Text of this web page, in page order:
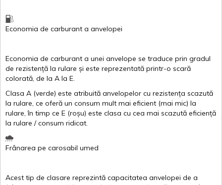
Economia de carburant a anvelopei
Economia de carburant a unei anvelope se traduce prin gradul
de rezistență la rulare și este reprezentată printr-o scară
colorată, de la A la E.
Clasa A (verde) este atribuită anvelopelor cu rezistența scazută
la rulare, ce oferă un consum mult mai eficient (mai mic) la
rulare,în timp ce E (roșu) este clasa cu cea mai scazută eficiență
la rulare /consum ridicat.
Frânarea pe carosabil umed
Acest tip de clasare reprezintă capacitatea anvelopei de a